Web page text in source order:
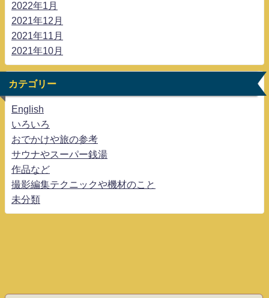
2022年1月
2021年12月
2021年11月
2021年10月
カテゴリー
English
いろいろ
おでかけや旅の参考
サウナやスーパー銭湯
作品など
撮影編集テクニックや機材のこと
未分類